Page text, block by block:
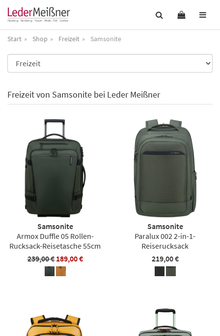
Start Shop Freizeit Samsonite
Freizeit von Samsonite bei Leder Meißner
Samsonite
Armox Duffle 05 Rollen-
Rucksack-Reisetasche 55cm
239,00 € 189,00 €
Samsonite
Paralux 002 2-in-1-
Reiserucksack
219,00 €